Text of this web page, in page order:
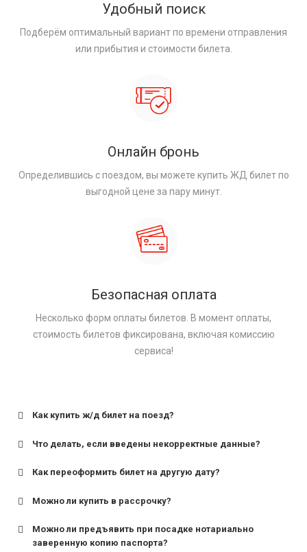
Удобный поиск
Подберём оптимальный вариант по времени отправления
или прибытия и стоимости билета.
Онлайн бронь
Определившись с поездом, вы можете купить ЖД билет по
выгодной цене за пару минут.
Безопасная оплата
Несколько форм оплаты билетов. В момент оплаты,
стоимость билетов фиксирована, включая комиссию
сервиса!
Как купить ж/д билет на поезд?
Что делать, если введены некорректные данные?
Как переоформить билет на другую дату?
Можно ли купить в рассрочку?
Можно ли предъявить при посадке нотариально
заверенную копию паспорта?